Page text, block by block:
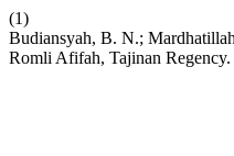
(1)
Budiansyah, B. N.;
Romli Afifah, Tajinan Regency.